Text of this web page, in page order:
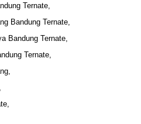
Ternate,
Bandung Ternate,
Bandung Ternate,
Ternate,